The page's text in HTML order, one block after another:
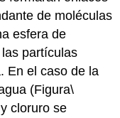
de moléculas
esfera de
partículas
En el caso de la
(Figura\
cloruro se